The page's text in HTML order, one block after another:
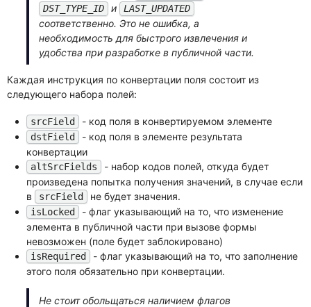
DST_TYPE_ID и LAST_UPDATED
соответственно. Это не ошибка, а
необходимость для быстрого извлечения и
удобства при разработке в публичной части.
Каждая инструкция по конвертации поля состоит из
следующего набора полей:
srcField - код поля в конвертируемом элементе
dstField
- код поля в элементе результата
конвертации
altSrcFields
- набор кодов полей, откуда будет
произведена попытка получения значений, в случае если
в
srcField не будет значения.
isLocked
- флаг указывающий на то, что изменение
элемента в публичной части при вызове формы
невозможен (поле будет заблокировано)
isRequired
- флаг указывающий на то, что заполнение
этого поля обязательно при конвертации.
Не стоит обольщаться наличием флагов